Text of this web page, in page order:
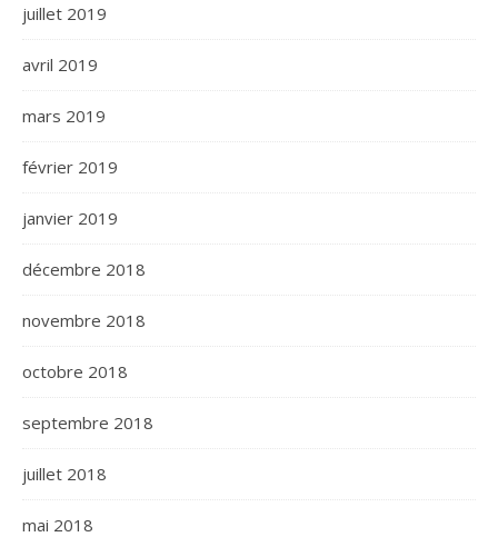
juillet 2019
avril 2019
mars 2019
février 2019
janvier 2019
décembre 2018
novembre 2018
octobre 2018
septembre 2018
juillet 2018
mai 2018